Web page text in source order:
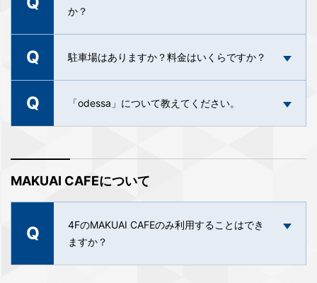
Mail :
R18+ ・・・ R18+指定作品です。18歳以上の方が
A
間中のみのお取り扱いとさせて頂いております。
わせください。
か？
A
公開予定日は決まり次第、近日上映作品ページに
第、劇場トップページ中の上映スケジュール、作
品詳細ページ中の上映スケジュールにてご案内い
Q 駐車場はありますか？料金はいくらですか？
梅田スカイビル駐車場をご利用いただけます。ご
詳細はこちらをご確認ください。
Q 「odessa」について教えてください。
A
スペシャルサイトをご覧ください。
MAKUAI CAFEについて
Q
4FのMAKUAI CAFEのみ利用することはでき
ますか？